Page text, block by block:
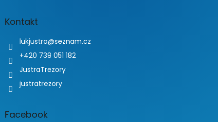
Kontakt
lukjustra@seznam.cz
+420 739 051 182
JustraTrezory
justratrezory
Facebook